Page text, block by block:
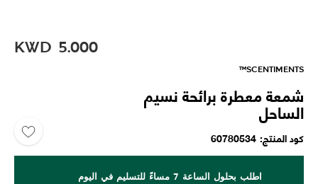
KWD 5.000
SCENTIMENTS™
شمعة معطرة برائحة نسيم
الساحل
كود المنتج 60780534
اطلب بحلول الساعة 7 مساءً للتسليم في اليوم